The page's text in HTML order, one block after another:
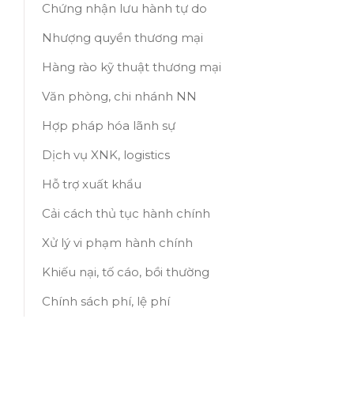
Chứng nhận lưu hành tự do
Nhượng quyền thương mại
Hàng rào kỹ thuật thương mại
Văn phòng, chi nhánh NN
Hợp pháp hóa lãnh sự
Dịch vụ XNK, logistics
Hỗ trợ xuất khẩu
Cải cách thủ tục hành chính
Xử lý vi phạm hành chính
Khiếu nại, tố cáo, bồi thường
Chính sách phí, lệ phí